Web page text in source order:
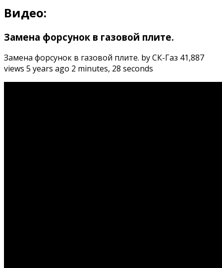
Видео:
Замена форсунок в газовой плите.
Замена форсунок в газовой плите. by СК-Газ 41,887
views 5 years ago 2 minutes, 28 seconds